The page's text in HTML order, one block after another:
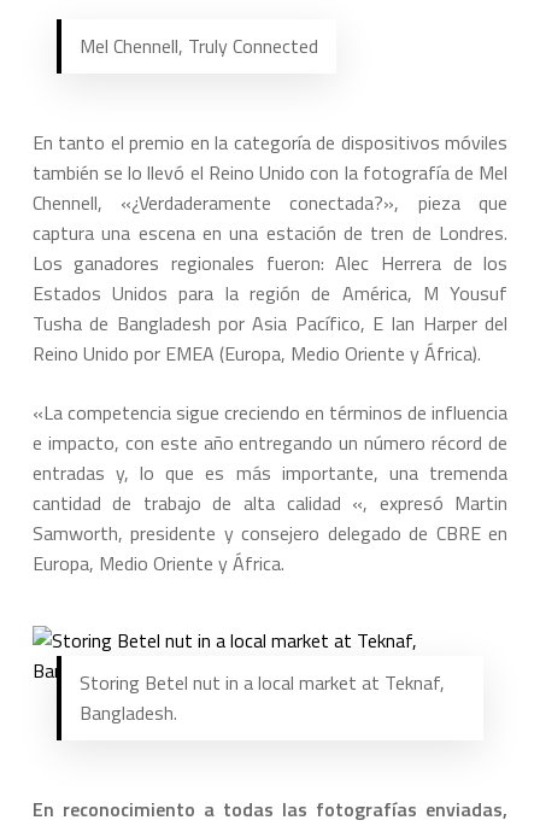
Mel Chennell, Truly Connected
En tanto el premio en la categoría de dispositivos móviles
también se lo llevó el Reino Unido con la fotografía de Mel
Chennell, «¿Verdaderamente conectada?», pieza que
captura una escena en una estación de tren de Londres.
Los ganadores regionales fueron: Alec Herrera de los
Estados Unidos para la región de América, M Yousuf
Tusha de Bangladesh por Asia Pacífico, E Ian Harper del
Reino Unido por EMEA (Europa, Medio Oriente y África).
«La competencia sigue creciendo en términos de influencia
e impacto, con este año entregando un número récord de
entradas y, lo que es más importante, una tremenda
cantidad de trabajo de alta calidad «, expresó Martin
Samworth, presidente y consejero delegado de CBRE en
Europa, Medio Oriente y África.
Storing Betel nut in a local market at Teknaf,
Bangladesh.
En reconocimiento a todas las fotografías enviadas,